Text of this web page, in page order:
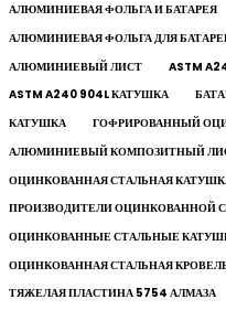
АЛЮМИНИЕВАЯ ФОЛЬГА И БАТАРЕЯ
АЛЮМИНИЕВАЯ ФОЛЬГА ДЛЯ
АЛЮМИНИЕВЫЙ ЛИСТ
ASTM
ASTM A240 904L КАТУШКА
КАТУШКА
ГОФРИРОВАННЫЙ
АЛЮМИНИЕВЫЙ КОМПОЗИТНЫЙ
ОЦИНКОВАННАЯ СТАЛЬНАЯ
ПРОИЗВОДИТЕЛИ ОЦИНКОВАННОЙ
ОЦИНКОВАННЫЕ СТАЛЬНЫЕ
ОЦИНКОВАННАЯ СТАЛЬНАЯ
ТЯЖЕЛАЯ ПЛАСТИНА 5754 АЛМАЗА